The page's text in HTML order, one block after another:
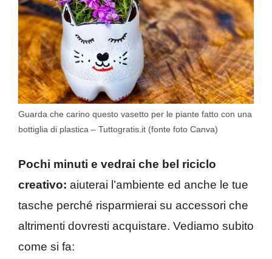
Guarda che carino questo vasetto per le piante fatto con una
bottiglia di plastica – Tuttogratis.it (fonte foto Canva)
Pochi minuti e vedrai che bel riciclo
creativo: aiuterai l’ambiente ed anche le tue
tasche perché risparmierai su accessori che
altrimenti dovresti acquistare. Vediamo subito
come si fa: